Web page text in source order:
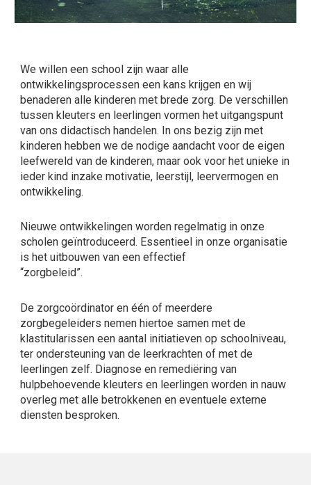
We willen een school zijn waar alle
ontwikkelingsprocessen een kans krijgen en wij
benaderen alle kinderen met brede zorg. De verschillen
tussen kleuters en leerlingen vormen het uitgangspunt
van ons didactisch handelen. In ons bezig zijn met
kinderen hebben we de nodige aandacht voor de eigen
leefwereld van de kinderen, maar ook voor het unieke in
ieder kind inzake motivatie, leerstijl, leervermogen en
ontwikkeling.
Nieuwe ontwikkelingen worden regelmatig in onze
scholen geïntroduceerd. Essentieel in onze organisatie
is het uitbouwen van een effectief
“zorgbeleid”.
De zorgcoördinator en één of meerdere
zorgbegeleiders nemen hiertoe samen met de
klastitularissen een aantal initiatieven op schoolniveau,
ter ondersteuning van de leerkrachten of met de
leerlingen zelf. Diagnose en remediëring van
hulpbehoevende kleuters en leerlingen worden in nauw
overleg met alle betrokkenen en eventuele externe
diensten besproken.